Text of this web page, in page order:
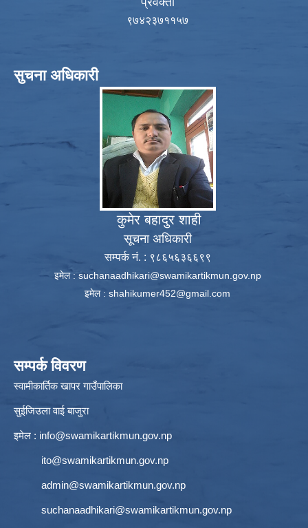
९७४२३७११५७
सुचना अधिकारी
कुमेर बहादुर शाही
सूचना अधिकारी
सम्पर्क नं. : ९८६५६३६६९९
इमेल : suchanaadhikari@swamikartikmun.gov.np
इमेल : shahikumer452@gmail.com
सम्पर्क विवरण
स्वामीकार्तिक खापर गाउँपालिका
सुईजिउला वाई बाजुरा
इमेल : info@swamikartikmun.gov.np
ito@swamikartikmun.gov.np
admin@swamikartikmun.gov.np
suchanaadhikari@swamikartikmun.gov.np